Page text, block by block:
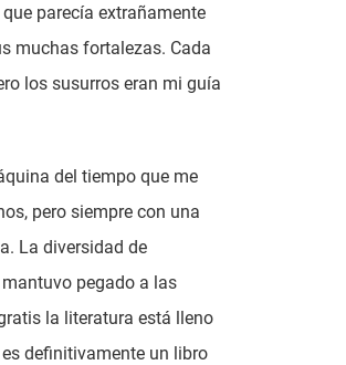
parecía extrañamente
muchas fortalezas. Cada
los susurros eran mi guía
del tiempo que me
pero siempre con una
La diversidad de
pegado a las
la literatura está lleno
definitivamente un libro